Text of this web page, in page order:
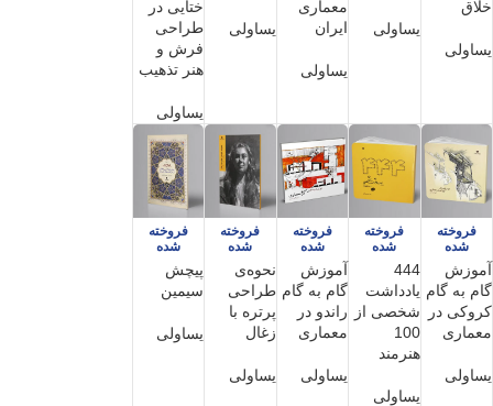
خلاق
یساولی
یساولی
معماری
ایران
یساولی
یساولی
ختایی در
طراحی
فرش و
هنر تذهیب
یساولی
فروخته
شده
آموزش
گام به گام
کروکی در
معماری
یساولی
فروخته
شده
444
یادداشت
شخصی از
100
هنرمند
یساولی
فروخته
شده
آموزش
گام به گام
راندو در
معماری
یساولی
فروخته
شده
نحوه‌ی
طراحی
پرتره با
زغال
یساولی
فروخته
شده
پیچش
سیمین
یساولی